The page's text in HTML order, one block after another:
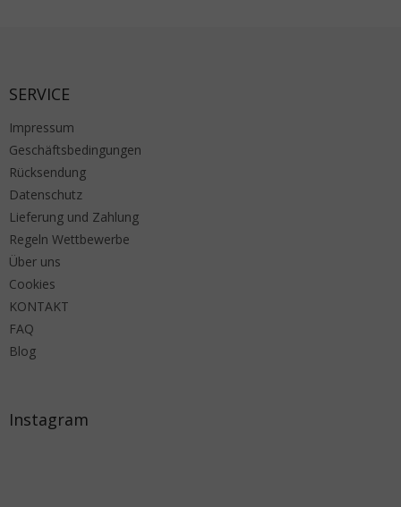
SERVICE
Impressum
Geschäftsbedingungen
Rücksendung
Datenschutz
Lieferung und Zahlung
Regeln Wettbewerbe
Über uns
Cookies
KONTAKT
FAQ
Blog
Instagram